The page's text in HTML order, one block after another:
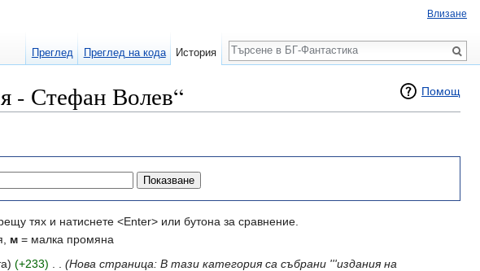
Помощ
- Стефан Волев“
тях и натиснете <Enter> или бутона за сравнение.
м = малка промяна
(+233)
(Нова страница: В тази категория са събрани '''издания на
Влизане
Преглед Преглед на кода История
Търсене